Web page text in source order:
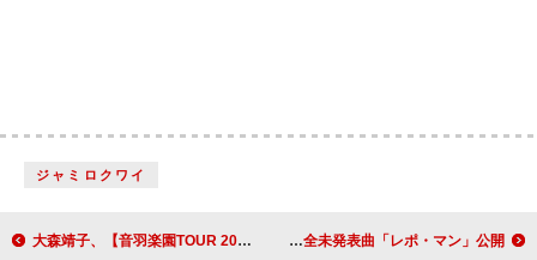
ジャミロクワイ
大森靖子、【音羽楽園TOUR 2025】開催決定 ブルース・スプリングスティーン、完全未発表曲「レポ・マン」公開